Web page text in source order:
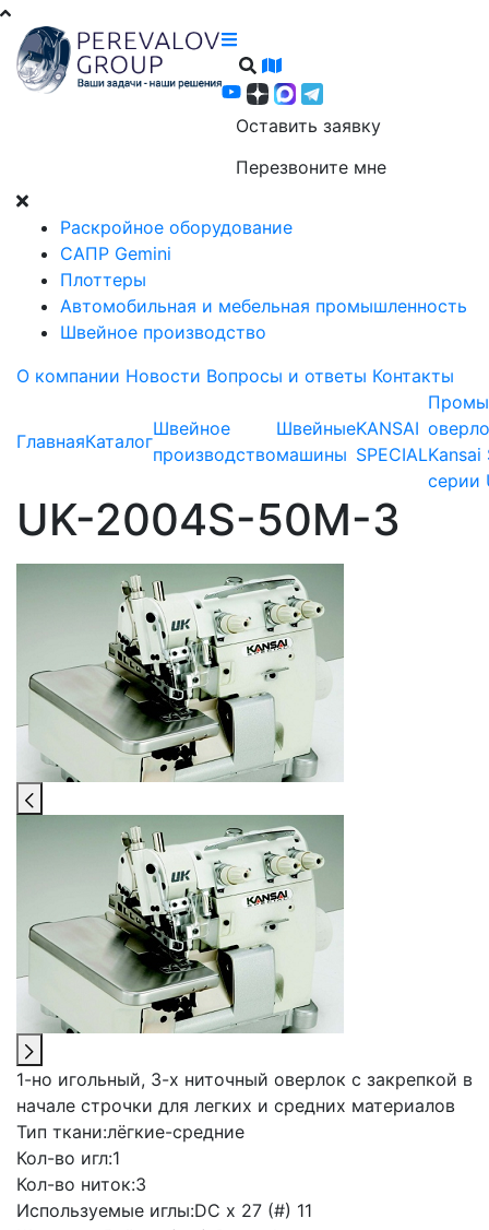
Оставить заявку
Перезвоните мне
Раскройное оборудование
САПР Gemini
Плоттеры
Автомобильная и мебельная промышленность
Швейное производство
О компании Новости Вопросы и ответы Контакты
ГлавнаяКаталог
Швейное
производство
Швейные
машины
KANSAI
SPECIALKansai
серии
UK-2004S-50M-3
1-но игольный, 3-х ниточный оверлок с закрепкой в
начале строчки для легких и средних материалов
Тип ткани:лёгкие-средние
Кол-во игл:1
Кол-во ниток:3
Используемые иглы:DC x 27 (#) 11